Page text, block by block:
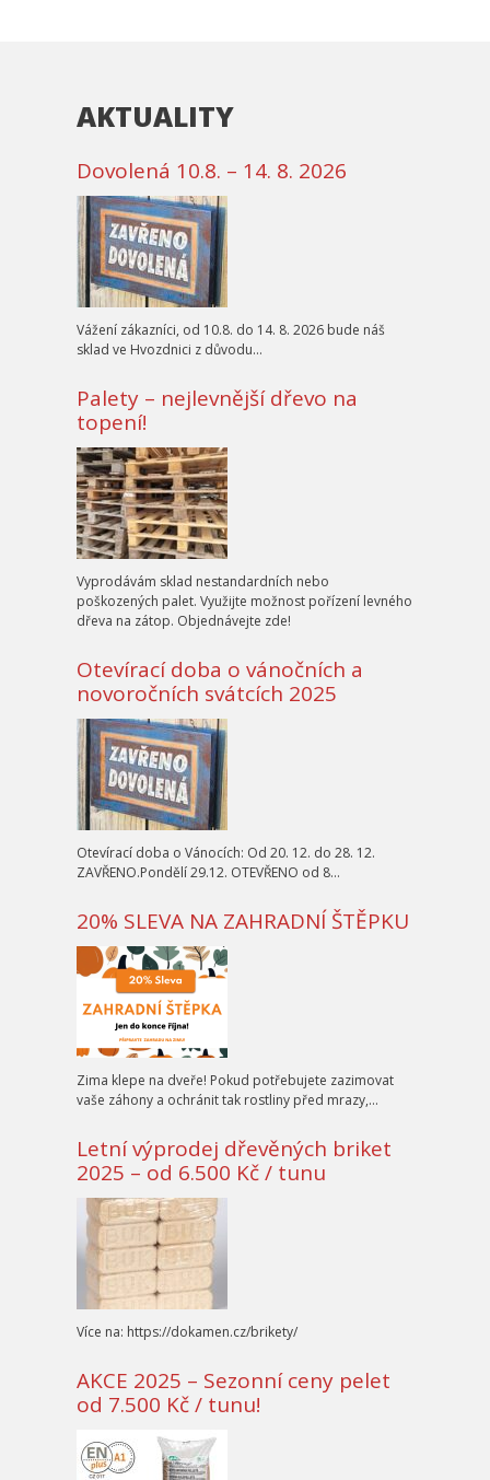
AKTUALITY
Dovolená 10.8. – 14. 8. 2026
Vážení zákazníci, od 10.8. do 14. 8. 2026 bude náš
sklad ve Hvozdnici z důvodu…
Palety – nejlevnější dřevo na
topení!
Vyprodávám sklad nestandardních nebo
poškozených palet. Využijte možnost pořízení levného
dřeva na zátop. Objednávejte zde!
Otevírací doba o vánočních a
novoročních svátcích 2025
Otevírací doba o Vánocích: Od 20. 12. do 28. 12.
ZAVŘENO.Pondělí 29.12. OTEVŘENO od 8…
20% SLEVA NA ZAHRADNÍ ŠTĚPKU
Zima klepe na dveře! Pokud potřebujete zazimovat
vaše záhony a ochránit tak rostliny před mrazy,…
Letní výprodej dřevěných briket
2025 – od 6.500 Kč / tunu
Více na: https://dokamen.cz/brikety/
AKCE 2025 – Sezonní ceny pelet
od 7.500 Kč / tunu!